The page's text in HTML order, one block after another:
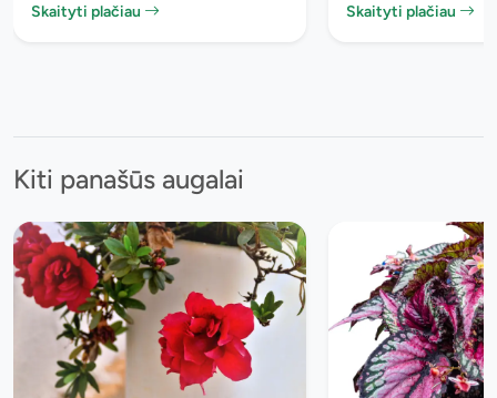
Skaityti plačiau Skaityti plačiau
Kiti panašūs augalai